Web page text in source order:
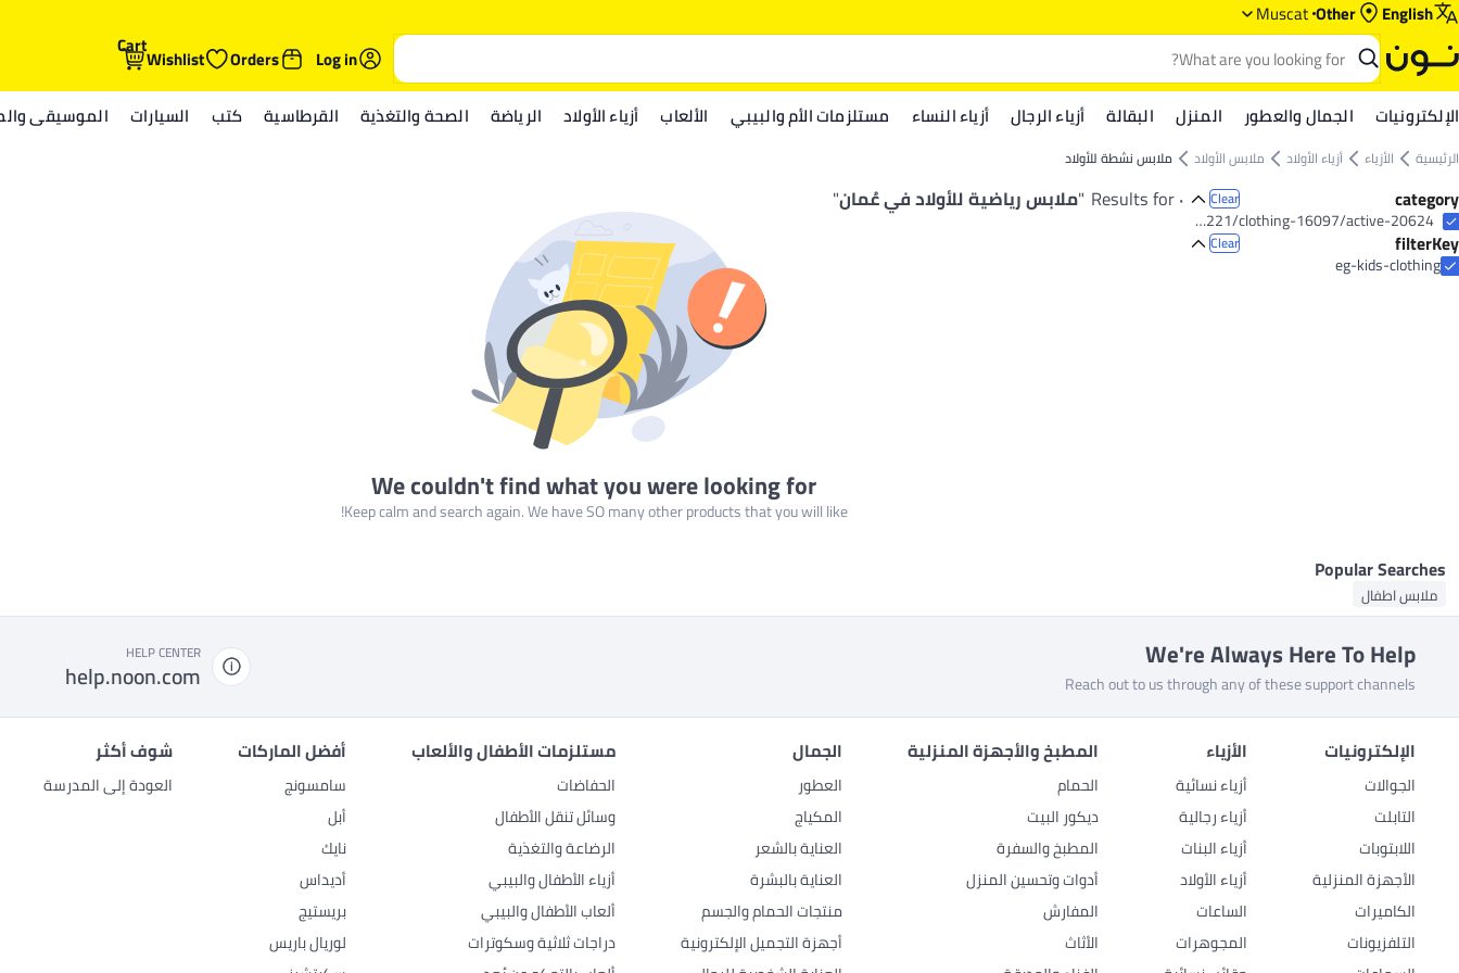
English
Other
Muscat
Log in
Orders
Wishlist
Cart
الإلكترونيات الجمال والعطور المنزل البقالة أزياء الرجال أزياء النساء مستلزمات الأم والبيبي الألعاب أزياء الأولاد الرياضة الصحة والتغذية القرطاسية كتب السيارات الموسيقى
الرئيسية الأزياء أزياء الأولاد ملابس الأولاد ملابس نشطة للأولاد
category
Clear
fashion/boys-31221/clothing-16097/active-20624
filterKey
Clear
eg-kids-clothing
٠ Results for "ملابس رياضية للأولاد في عُمان"
We couldn't find what you were looking for
Keep calm and search again. We have SO many other products that you will like!
Popular Searches
ملابس اطفال
We're Always Here To Help
Reach out to us through any of these support channels
HELP CENTER
help.noon.com
الإلكترونيات
الجوالات
التابلت
اللابتوبات
الأجهزة المنزلية
الكاميرات
التلفزيونات
الأزياء
أزياء نسائية
أزياء رجالية
أزياء البنات
أزياء الأولاد
الساعات
المجوهرات
المطبخ والأجهزة المنزلية
الحمام
ديكور البيت
المطبخ والسفرة
أدوات وتحسين المنزل
المفارش
الأثاث
الجمال
العطور
المكياج
العناية بالشعر
العناية بالبشرة
منتجات الحمام والجسم
أجهزة التجميل الإلكترونية
مستلزمات الأطفال والألعاب
الحفاضات
وسائل تنقل الأطفال
الرضاعة والتغذية
أزياء الأطفال والبيبي
ألعاب الأطفال والبيبي
دراجات ثلاثية وسكوترات
أفضل الماركات
سامسونج
أبل
نايك
أديداس
بريستيج
لوريال باريس
شوف أكثر
العودة إلى المدرسة